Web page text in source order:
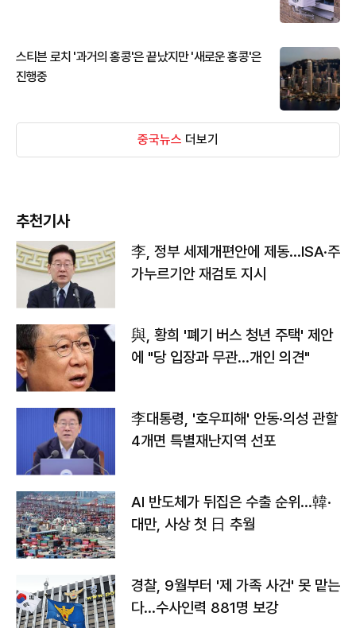
스티븐 로치 '과거의 홍콩'은 끝났지만 '새로운 홍콩'은
진행중
중국뉴스 더보기
추천기사
李, 정부 세제개편안에 제동…ISA·주
가누르기안 재검토 지시
與, 황희 '폐기 버스 청년 주택' 제안
에 "당 입장과 무관…개인 의견"
李대통령, '호우피해' 안동·의성 관할
4개면 특별재난지역 선포
AI 반도체가 뒤집은 수출 순위…韓·
대만, 사상 첫 日 추월
경찰, 9월부터 '제 가족 사건' 못 맡는
다…수사인력 881명 보강